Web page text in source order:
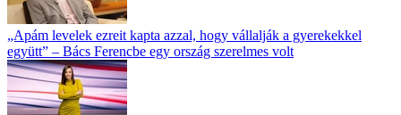
„Apám levelek ezreit kapta azzal, hogy vállalják a gyerekekkel
együtt” – Bács Ferencbe egy ország szerelmes volt